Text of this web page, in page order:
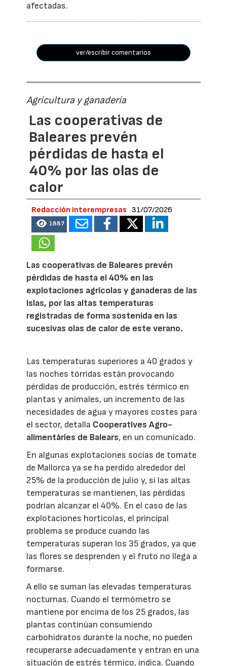
afectadas.
ver/escribir comentarios
Agricultura y ganadería
Las cooperativas de
Baleares prevén
pérdidas de hasta el
40% por las olas de
calor
Redacción Interempresas 31/07/2026
1887
Las cooperativas de Baleares prevén
pérdidas de hasta el 40% en las
explotaciones agrícolas y ganaderas de las
islas, por las altas temperaturas
registradas de forma sostenida en las
sucesivas olas de calor de este verano.
Las temperaturas superiores a 40 grados y
las noches tórridas están provocando
pérdidas de producción, estrés térmico en
plantas y animales, un incremento de las
necesidades de agua y mayores costes para
el sector, detalla Cooperatives Agro-
alimentàries de Balears, en un comunicado.
En algunas explotaciones socias de tomate
de Mallorca ya se ha perdido alrededor del
25% de la producción de julio y, si las altas
temperaturas se mantienen, las pérdidas
podrían alcanzar el 40%. En el caso de las
explotaciones hortícolas, el principal
problema se produce cuando las
temperaturas superan los 35 grados, ya que
las flores se desprenden y el fruto no llega a
formarse.
A ello se suman las elevadas temperaturas
nocturnas. Cuando el termómetro se
mantiene por encima de los 25 grados, las
plantas continúan consumiendo
carbohidratos durante la noche, no pueden
recuperarse adecuadamente y entran en una
situación de estrés térmico, indica. Cuando